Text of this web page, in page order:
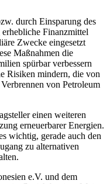
durch Einsparung des
Finanzmittel
Zwecke eingesetzt
Maßnahmen die
spürbar verbessern
Risiken mindern, die von
von Petroleum
einen weiteren
erneuerbarer Energien.
wichtig, gerade auch den
zu alternativen
e.V. und dem